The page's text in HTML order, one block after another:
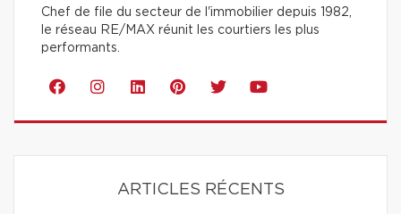
Chef de file du secteur de l'immobilier depuis 1982,
le réseau RE/MAX réunit les courtiers les plus
performants.
ARTICLES RÉCENTS